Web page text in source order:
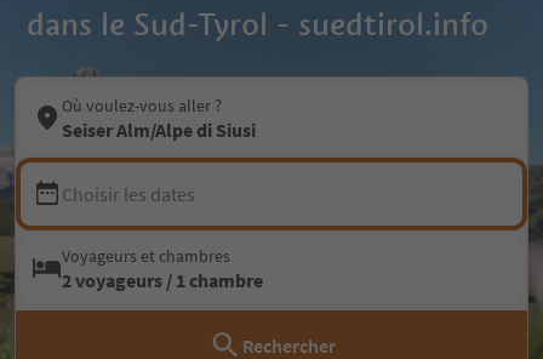
dans le Sud-Tyrol - suedtirol.info
Où voulez-vous aller ?
Seiser Alm/Alpe di Siusi
Choisir les dates
Voyageurs et chambres
2 voyageurs / 1 chambre
Rechercher